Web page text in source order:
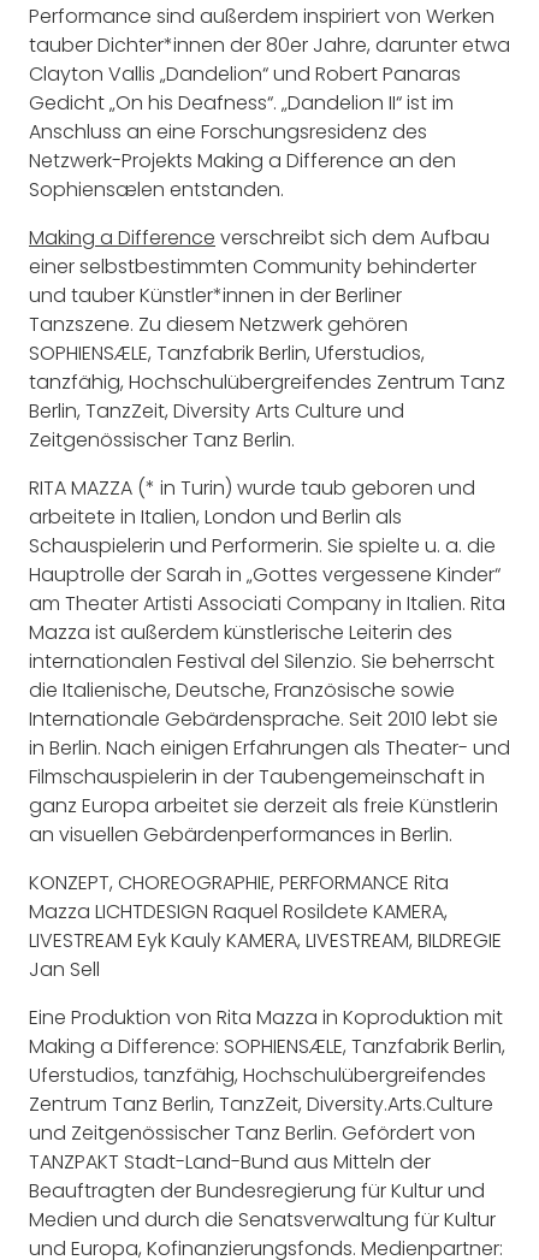
Performance sind außerdem inspiriert von Werken
tauber Dichter*innen der 80er Jahre, darunter etwa
Clayton Vallis „Dandelion“ und Robert Panaras
Gedicht „On his Deafness“. „Dandelion II“ ist im
Anschluss an eine Forschungsresidenz des
Netzwerk-Projekts Making a Difference an den
Sophiensælen entstanden.
Making a Difference verschreibt sich dem Aufbau
einer selbstbestimmten Community behinderter
und tauber Künstler*innen in der Berliner
Tanzszene. Zu diesem Netzwerk gehören
SOPHIENSÆLE, Tanzfabrik Berlin, Uferstudios,
tanzfähig, Hochschulübergreifendes Zentrum Tanz
Berlin, TanzZeit, Diversity Arts Culture und
Zeitgenössischer Tanz Berlin.
RITA MAZZA (* in Turin) wurde taub geboren und
arbeitete in Italien, London und Berlin als
Schauspielerin und Performerin. Sie spielte u. a. die
Hauptrolle der Sarah in „Gottes vergessene Kinder“
am Theater Artisti Associati Company in Italien. Rita
Mazza ist außerdem künstlerische Leiterin des
internationalen Festival del Silenzio. Sie beherrscht
die Italienische, Deutsche, Französische sowie
Internationale Gebärdensprache. Seit 2010 lebt sie
in Berlin. Nach einigen Erfahrungen als Theater- und
Filmschauspielerin in der Taubengemeinschaft in
ganz Europa arbeitet sie derzeit als freie Künstlerin
an visuellen Gebärdenperformances in Berlin.
KONZEPT, CHOREOGRAPHIE, PERFORMANCE Rita
Mazza LICHTDESIGN Raquel Rosildete KAMERA,
LIVESTREAM Eyk Kauly KAMERA, LIVESTREAM, BILDREGIE
Jan Sell
Eine Produktion von Rita Mazza in Koproduktion mit
Making a Difference: SOPHIENSÆLE, Tanzfabrik Berlin,
Uferstudios, tanzfähig, Hochschulübergreifendes
Zentrum Tanz Berlin, TanzZeit, Diversity.Arts.Culture
und Zeitgenössischer Tanz Berlin. Gefördert von
TANZPAKT Stadt-Land-Bund aus Mitteln der
Beauftragten der Bundesregierung für Kultur und
Medien und durch die Senatsverwaltung für Kultur
und Europa, Kofinanzierungsfonds. Medienpartner: